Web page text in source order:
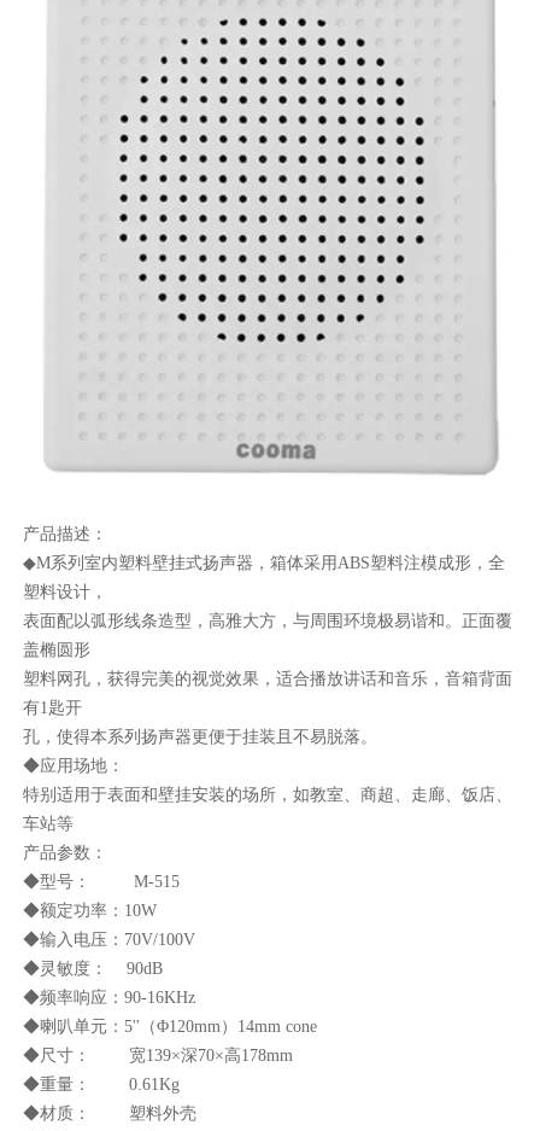
产品描述：
◆M系列室内塑料壁挂式扬声器，箱体采用ABS塑料注模成形，全
塑料设计，
表面配以弧形线条造型，高雅大方，与周围环境极易谐和。正面覆
盖椭圆形
塑料网孔，获得完美的视觉效果，适合播放讲话和音乐，音箱背面
有1匙开
孔，使得本系列扬声器更便于挂装且不易脱落。
◆应用场地：
特别适用于表面和壁挂安装的场所，如教室、商超、走廊、饭店、
车站等
产品参数：
◆型号： M-515
◆额定功率：10W
◆输入电压：70V/100V
◆灵敏度： 90dB
◆频率响应：90-16KHz
◆喇叭单元：5''（Φ120mm）14mm cone
◆尺寸： 宽139×深70×高178mm
◆重量： 0.61Kg
◆材质： 塑料外壳